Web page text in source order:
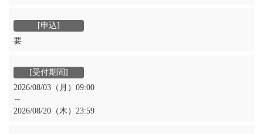
要
2026/08/03（月）09:00
～
2026/08/20（木）23:59